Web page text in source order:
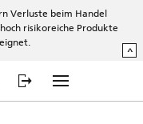
Verluste beim Handel
risikoreiche Produkte
^